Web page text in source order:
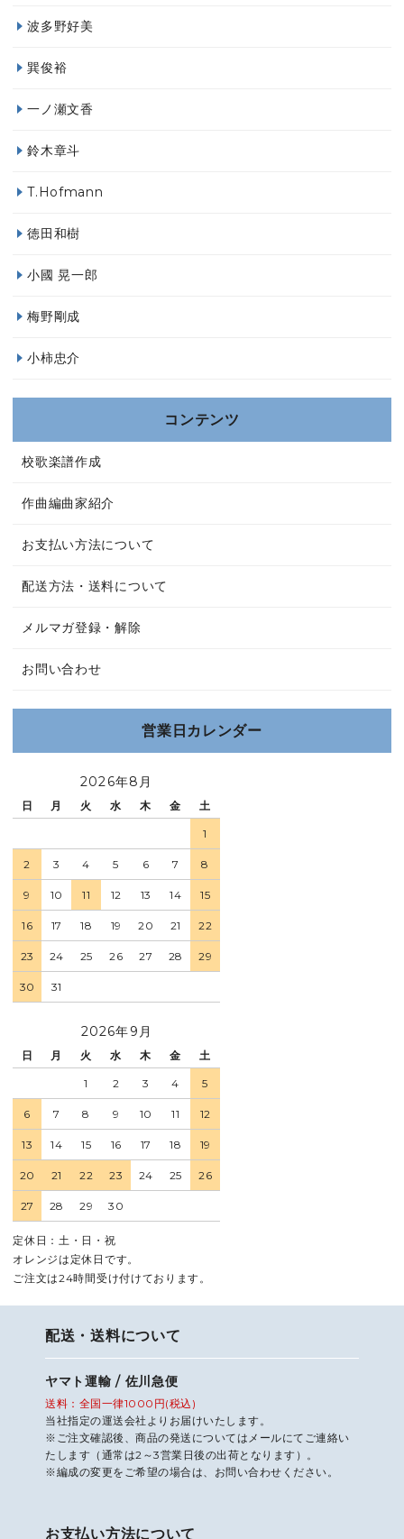
波多野好美
巽俊裕
一ノ瀬文香
鈴木章斗
T.Hofmann
徳田和樹
小國 晃一郎
梅野剛成
小柿忠介
コンテンツ
校歌楽譜作成
作曲編曲家紹介
お支払い方法について
配送方法・送料について
メルマガ登録・解除
お問い合わせ
営業日カレンダー
2026年8月
日 月 火 水 木 金 土
1
2 3 4 5 6 7 8
9 10 11 12 13 14 15
16 17 18 19 20 21 22
23 24 25 26 27 28 29
30 31
2026年9月
日 月 火 水 木 金 土
1 2 3 4 5
6 7 8 9 10 11 12
13 14 15 16 17 18 19
20 21 22 23 24 25 26
27 28 29 30
定休日：土・日・祝
オレンジは定休日です。
ご注文は24時間受け付けております。
配送・送料について
ヤマト運輸 / 佐川急便
送料：全国一律1000円(税込)
当社指定の運送会社よりお届けいたします。
※ご注文確認後、商品の発送についてはメールにてご連絡い
たします（通常は2～3営業日後の出荷となります）。
※編成の変更をご希望の場合は、お問い合わせください。
お支払い方法について